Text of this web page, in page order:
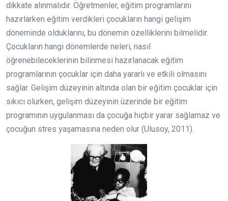
dikkate alınmalıdır. Öğretmenler, eğitim programlarını
hazırlarken eğitim verdikleri çocukların hangi gelişim
döneminde olduklarını, bu dönemin özelliklerini bilmelidir.
Çocukların hangi dönemlerde neleri, nasıl
öğrenebileceklerinin bilinmesi hazırlanacak eğitim
programlarının çocuklar için daha yararlı ve etkili olmasını
sağlar. Gelişim düzeyinin altında olan bir eğitim çocuklar için
sıkıcı olurken, gelişim düzeyinin üzerinde bir eğitim
programının uygulanması da çocuğa hiçbir yarar sağlamaz ve
çocuğun stres yaşamasına neden olur (Ulusoy, 2011).